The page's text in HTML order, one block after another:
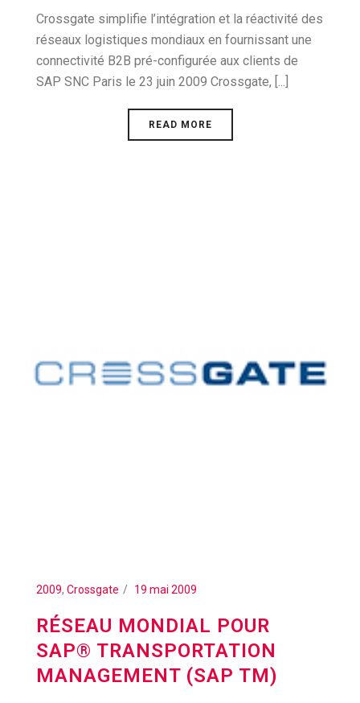
Crossgate simplifie l’intégration et la réactivité des
réseaux logistiques mondiaux en fournissant une
connectivité B2B pré-configurée aux clients de
SAP SNC Paris le 23 juin 2009 Crossgate, [...]
READ MORE
2009, Crossgate 19 mai 2009
RÉSEAU MONDIAL POUR
SAP® TRANSPORTATION
MANAGEMENT (SAP TM)